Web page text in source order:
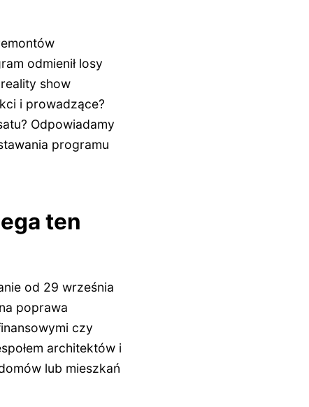
odmienił losy
show
i prowadzące?
Odpowiadamy
programu
ten
od 29 września
poprawa
czy
architektów i
lub mieszkań